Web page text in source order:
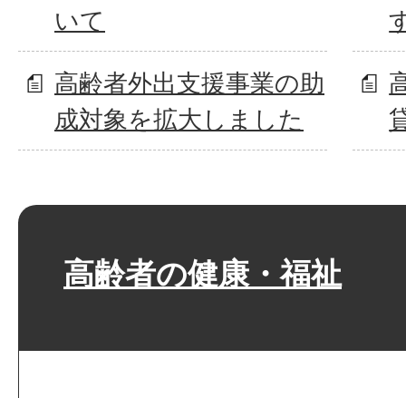
いて
高齢者外出支援事業の助
成対象を拡大しました
高齢者の健康・福祉